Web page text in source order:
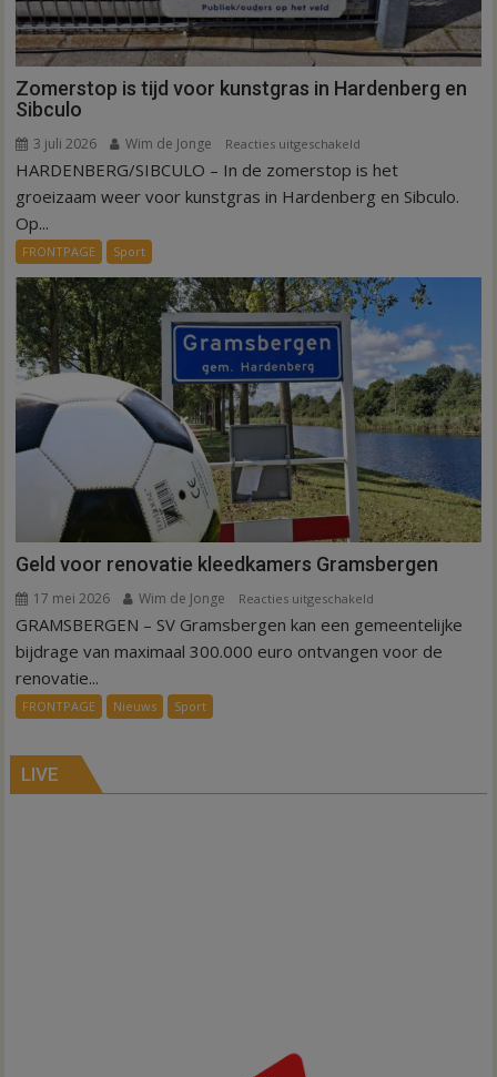
Zomerstop is tijd voor kunstgras in Hardenberg en
Sibculo
3 juli 2026 Wim de Jonge Reacties uitgeschakeld
Zomerstop
is
in
Hardenberg
en
Sibculo
HARDENBERG/SIBCULO – In de zomerstop is het
groeizaam weer voor kunstgras in Hardenberg en Sibculo.
Op...
FRONTPAGE Sport
Geld voor renovatie kleedkamers Gramsbergen
17 mei 2026 Wim de Jonge Reacties uitgeschakeld
Geld
voor
GRAMSBERGEN – SV Gramsbergen kan een gemeentelijke
bijdrage van maximaal 300.000 euro ontvangen voor de
renovatie...
FRONTPAGE Nieuws Sport
LIVE